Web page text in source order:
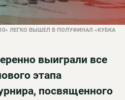
ЛЕГКО ВЫШЕЛ В ПОЛУФИНАЛ «КУБКА
выиграли все
этапа
посвященного